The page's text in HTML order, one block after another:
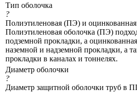
Тип оболочка
?
Полиэтиленовая (ПЭ) и
Полиэтиленовая оболочка (ПЭ)
подземной прокладки, а
наземной и надземной прокладки, а
прокладки в каналах и тоннелях.
Диаметр оболочки
?
Диаметр защитной оболочки труб в